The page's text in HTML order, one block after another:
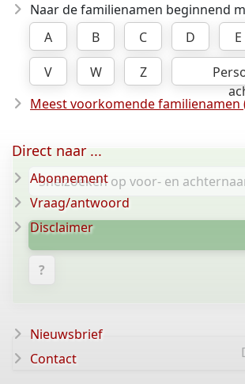
Naar de familienamen beginnend
A
B C D E
V
W Z
Meest voorkomende
?
Direct naar ...
Abonnement
Vraag/antwoord
Disclaimer
Nieuwsbrief
Contact